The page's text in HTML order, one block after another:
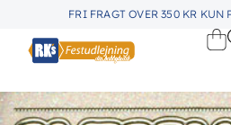
FRI FRAGT OVER 350 KR KUN